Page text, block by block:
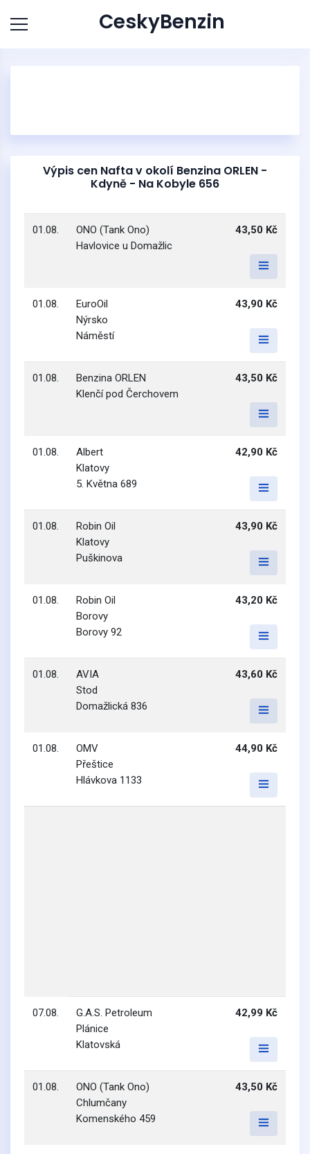
CeskyBenzin
Výpis cen Nafta v okolí Benzina ORLEN -
Kdyně - Na Kobyle 656
01.08.
ONO (Tank Ono)
Havlovice u Domažlic
43,50 Kč
01.08.
EuroOil
Nýrsko
Náměstí
43,90 Kč
01.08.
Benzina ORLEN
Klenčí pod Čerchovem
43,50 Kč
01.08.
Albert
Klatovy
5. Května 689
42,90 Kč
01.08.
Robin Oil
Klatovy
Puškinova
43,90 Kč
01.08.
Robin Oil
Borovy
Borovy 92
43,20 Kč
01.08.
AVIA
Stod
Domažlická 836
43,60 Kč
01.08.
OMV
Přeštice
Hlávkova 1133
44,90 Kč
07.08.
G.A.S. Petroleum
Plánice
Klatovská
42,99 Kč
01.08.
ONO (Tank Ono)
Chlumčany
Komenského 459
43,50 Kč